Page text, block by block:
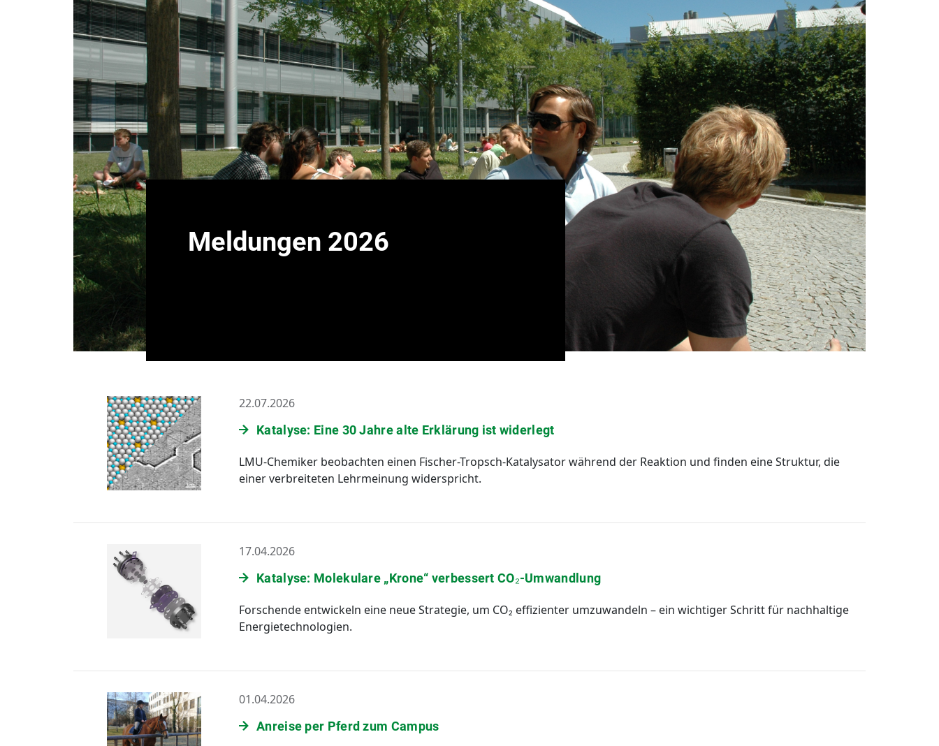
Meldungen 2026
22.07.2026
Katalyse: Eine 30 Jahre alte Erklärung ist widerlegt
LMU-Chemiker beobachten einen Fischer-Tropsch-Katalysator während der Reaktion und finden eine Struktur, die
einer verbreiteten Lehrmeinung widerspricht.
17.04.2026
Katalyse: Molekulare „Krone“ verbessert CO₂-Umwandlung
Forschende entwickeln eine neue Strategie, um CO₂ effizienter umzuwandeln – ein wichtiger Schritt für nachhaltige
Energietechnologien.
01.04.2026
Anreise per Pferd zum Campus